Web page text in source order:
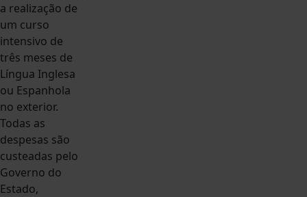
a realização de
um curso
intensivo de
três meses de
Língua Inglesa
ou Espanhola
no exterior.
Todas as
despesas são
custeadas pelo
Governo do
Estado,